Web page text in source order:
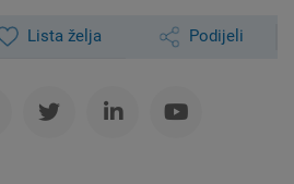
Lista želja Podijeli